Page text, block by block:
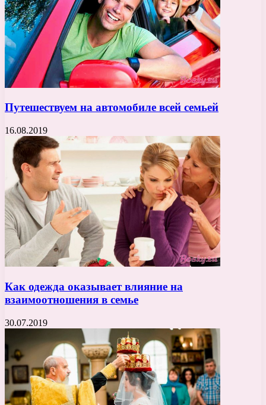
Путешествуем на автомобиле всей семьей
16.08.2019
Как одежда оказывает влияние на
взаимоотношения в семье
30.07.2019